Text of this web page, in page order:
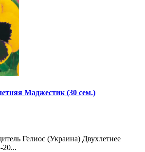
Маджестик (30 сем.)
Гелиос (Украина) Двухлетнее
20...